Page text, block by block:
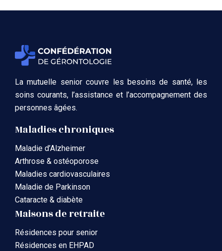
La mutuelle senior couvre les besoins de santé, les
soins courants, l’assistance et l’accompagnement des
personnes âgées.
Maladies chroniques
Maladie d’Alzheimer
Arthrose & ostéoporose
Maladies cardiovasculaires
Maladie de Parkinson
Cataracte & diabète
Maisons de retraite
Résidences pour senior
Résidences en EHPAD